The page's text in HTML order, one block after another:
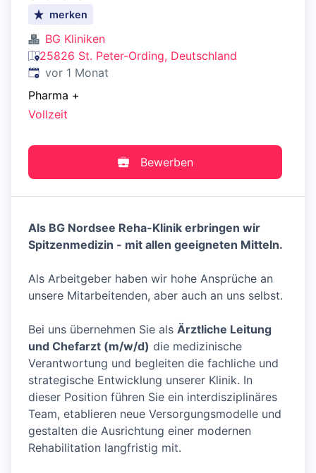
merken
BG Kliniken
25826 St. Peter-Ording, Deutschland
Veröffentlicht:
vor 1 Monat
Pharma +
Vollzeit
Bewerben
Als BG Nordsee Reha-Klinik erbringen wir
Spitzenmedizin - mit allen geeigneten Mitteln.
Als Arbeitgeber haben wir hohe Ansprüche an
unsere Mitarbeitenden, aber auch an uns selbst.
Bei uns übernehmen Sie als Ärztliche Leitung
und Chefarzt (m/w/d) die medizinische
Verantwortung und begleiten die fachliche und
strategische Entwicklung unserer Klinik. In
dieser Position führen Sie ein interdisziplinäres
Team, etablieren neue Versorgungsmodelle und
gestalten die Ausrichtung einer modernen
Rehabilitation langfristig mit.